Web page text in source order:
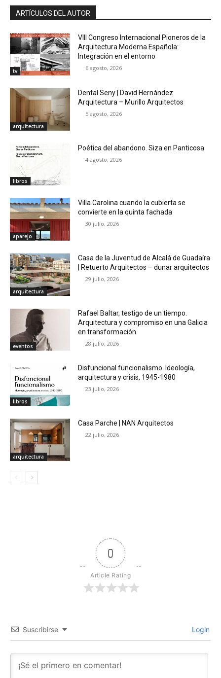
ARTÍCULOS DEL AUTOR
tv
VIII Congreso Internacional Pioneros de la
Arquitectura Moderna Española:
Integración en el entorno
6 agosto, 2026
arquitectura
Dental Seny | David Hernández
Arquitectura – Murillo Arquitectos
5 agosto, 2026
libros
Poética del abandono. Siza en Panticosa
4 agosto, 2026
aparejo
Villa Carolina cuando la cubierta se
convierte en la quinta fachada
30 julio, 2026
arquitectura
Casa de la Juventud de Alcalá de Guadaíra
| Retuerto Arquitectos – dunar arquitectos
29 julio, 2026
eventos
Rafael Baltar, testigo de un tiempo.
Arquitectura y compromiso en una Galicia
en transformación
28 julio, 2026
libros
Disfuncional funcionalismo. Ideología,
arquitectura y crisis, 1945-1980
23 julio, 2026
arquitectura
Casa Parche | NAN Arquitectos
22 julio, 2026
0
Article Rating
Suscribirse Login